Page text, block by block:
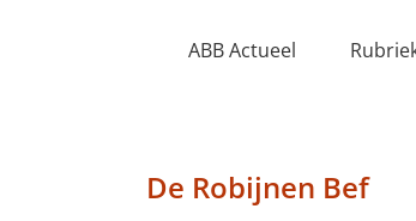
ABB Actueel
De Robijnen Bef